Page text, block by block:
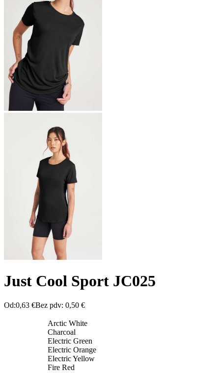
Just Cool Sport JC025
Od:0,63 €Bez pdv: 0,50 €
Arctic White
Charcoal
Electric Green
Electric Orange
Electric Yellow
Fire Red